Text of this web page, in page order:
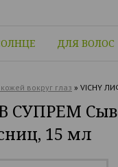
ДЛЯ ВОЛОС
вокруг глаз » VICHY
15 мл